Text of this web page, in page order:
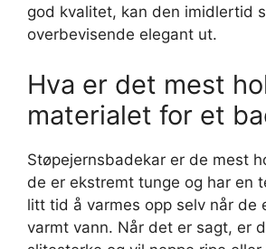
god kvalitet, kan den imidlertid
overbevisende elegant ut.
Hva er det mest
materialet for et
Støpejernsbadekar er de mest
de er ekstremt tunge og har en
litt tid å varmes opp selv når de
varmt vann. Når det er sagt, er